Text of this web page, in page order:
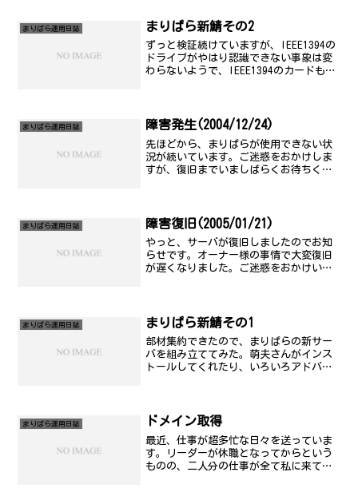
まりぱら運用日誌 まりぱら新鯖その2
ずっと検証続けていますが、IEEE1394の
ドライブがやはり認識できない事象は変
わらないようで、IEEE1394のカードも入
まりぱら運用日誌 障害発生(2004/12/24)
先ほどから、まりぱらが使用できない状
況が続いています。ご迷惑をおかけしま
すが、復旧までいましばらくお待ちくだ
障...
まりぱら運用日誌 障害復旧(2005/01/21)
やっと、サーバが復旧しましたのでお知
らせです。オーナー様の事情で大変復旧
が遅くなりました。ご迷惑をおかけいた
頃 復旧予定...
まりぱら運用日誌 まりぱら新鯖その1
部材集約できたので、まりぱらの新サー
バを組み立ててみた。萌夫さんがインス
トールしてくれたり、いろいろアドバイ
ちょっと動作が怪...
まりぱら運用日誌 ドメイン取得
最近、仕事が超多忙な日々を送っていま
す。リーダーが休職となってからという
ものの、二人分の仕事が全て私に来てし